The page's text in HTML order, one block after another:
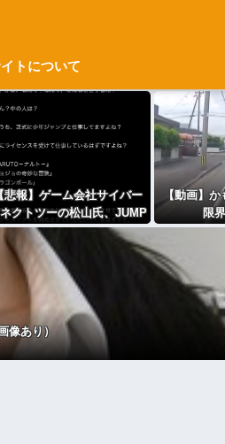
トについて
悲報】ゲーム会社サイバー
クトツーの松山氏、JUMP
公式にブロックされる
【動画】
限
像あり）